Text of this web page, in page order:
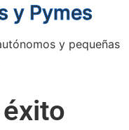
y Pymes
y pequeñas